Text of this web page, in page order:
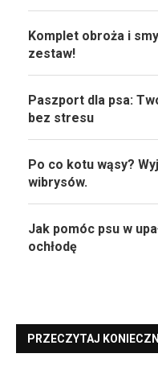
Komplet obroża i
zestaw!
Paszport dla psa:
bez stresu
Po co kotu wąsy?
wibrysów.
Jak pomóc psu w
ochłodę
PRZECZYTAJ